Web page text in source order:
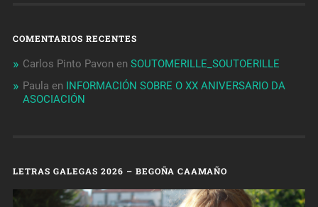
COMENTARIOS RECENTES
Carlos Pinto Pavon en SOUTOMERILLE_SOUTOERILLE
Paula en INFORMACIÓN SOBRE O XX ANIVERSARIO DA
ASOCIACIÓN
LETRAS GALEGAS 2026 – BEGOÑA CAAMAÑO